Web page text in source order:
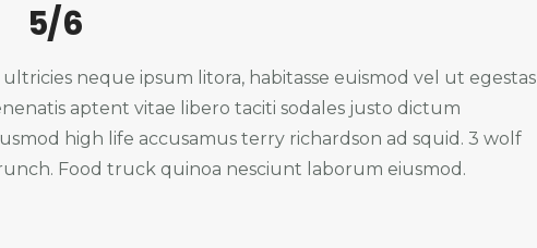
5/6
neque ipsum litora, habitasse euismod vel ut egestas
aptent vitae libero taciti sodales justo dictum
high life accusamus terry richardson ad squid. 3 wolf
Food truck quinoa nesciunt laborum eiusmod.